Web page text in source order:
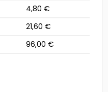
4,80 €
21,60 €
96,00 €